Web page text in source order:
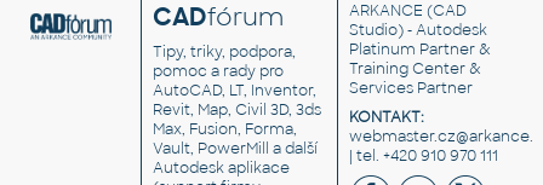
CADfórum
Tipy, triky, podpora,
pomoc a rady pro
AutoCAD, LT, Inventor,
Revit, Map, Civil 3D, 3ds
Max, Fusion, Forma,
Vault, PowerMill a další
Autodesk aplikace
ARKANCE (CAD
Studio) - Autodesk
Platinum Partner &
Training Center &
Services Partner
KONTAKT:
| tel. +420 910 970 111